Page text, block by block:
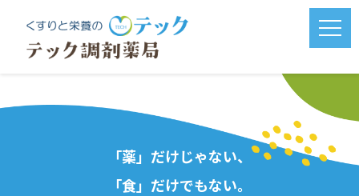
メニ
「薬」 だけじゃない、
「食」 だけでもない。